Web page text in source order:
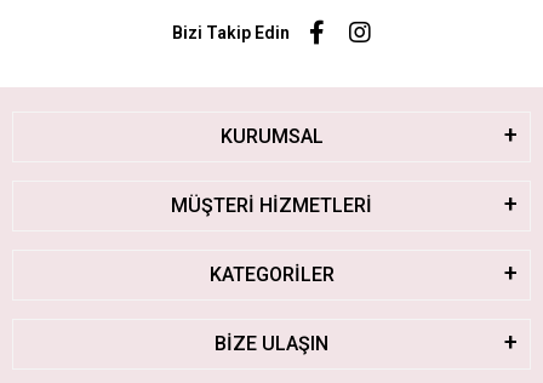
Bizi Takip Edin
KURUMSAL
MÜŞTERİ HİZMETLERİ
KATEGORİLER
BİZE ULAŞIN